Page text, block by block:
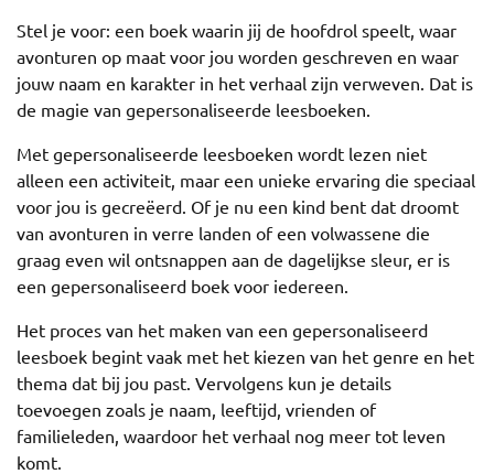
Stel je voor: een boek waarin jij de hoofdrol speelt, waar
avonturen op maat voor jou worden geschreven en waar
jouw naam en karakter in het verhaal zijn verweven. Dat is
de magie van gepersonaliseerde leesboeken.
Met gepersonaliseerde leesboeken wordt lezen niet
alleen een activiteit, maar een unieke ervaring die speciaal
voor jou is gecreëerd. Of je nu een kind bent dat droomt
van avonturen in verre landen of een volwassene die
graag even wil ontsnappen aan de dagelijkse sleur, er is
een gepersonaliseerd boek voor iedereen.
Het proces van het maken van een gepersonaliseerd
leesboek begint vaak met het kiezen van het genre en het
thema dat bij jou past. Vervolgens kun je details
toevoegen zoals je naam, leeftijd, vrienden of
familieleden, waardoor het verhaal nog meer tot leven
komt.